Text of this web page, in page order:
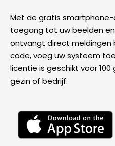
Met de gratis
toegang tot uw beelden
ontvangt direct meldingen
code, voeg uw systeem
licentie is geschikt voor
gezin of bedrijf.